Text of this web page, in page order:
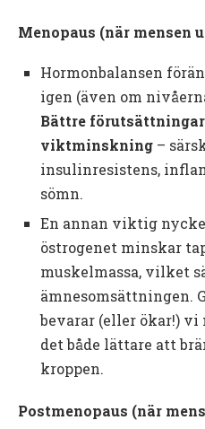
Menopaus (när mensen
Hormonbalansen
igen (även om
Bättre
viktminskning –
insulinresistens,
sömn.
En annan viktig
östrogenet minskar
muskelmassa, vilket
ämnesomsättningen.
bevarar (eller ökar!) vi
det både lättare att
kroppen.
Postmenopaus (när